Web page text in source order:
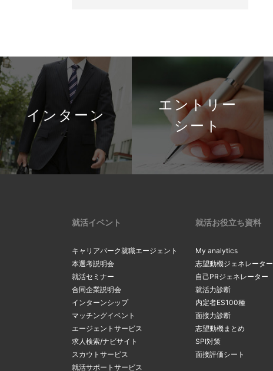
インターン
エントリー
シート
就活イベント
キャリアパーク就職エージェント
本選考説明会
就活セミナー
合同企業説明会
インターンシップ
マッチングイベント
エージェントサービス
求人検索/ナビサイト
スカウトサービス
就活サポートサービス
就活お役立ち資料
My analytics
志望動機ジェネレーター
自己PRジェネレーター
就活力診断
内定者ES100種
面接力診断
志望動機まとめ
SPI対策
面接評価シート